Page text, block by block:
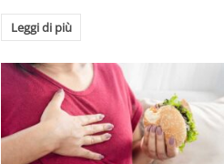
Leggi di più